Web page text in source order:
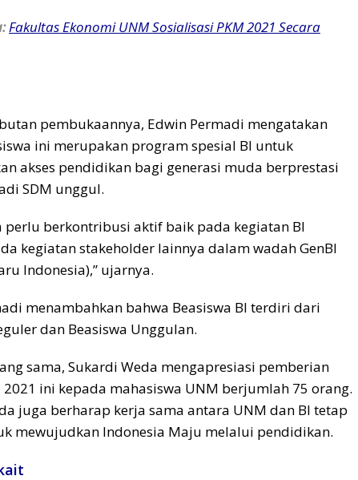
Fakultas Ekonomi UNM Sosialisasi PKM 2021 Secara
pembukaannya, Edwin Permadi mengatakan
ini merupakan program spesial BI untuk
akses pendidikan bagi generasi muda berprestasi
SDM unggul.
perlu berkontribusi aktif baik pada kegiatan BI
kegiatan stakeholder lainnya dalam wadah GenBI
Indonesia),” ujarnya.
menambahkan bahwa Beasiswa BI terdiri dari
dan Beasiswa Unggulan.
sama, Sukardi Weda mengapresiasi pemberian
2021 ini kepada mahasiswa UNM berjumlah 75 orang.
juga berharap kerja sama antara UNM dan BI tetap
mewujudkan Indonesia Maju melalui pendidikan.